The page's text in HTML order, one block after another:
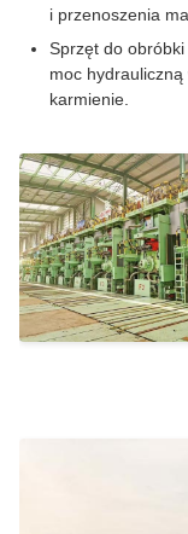
i przenoszenia
Sprzęt do
moc
karmienie.